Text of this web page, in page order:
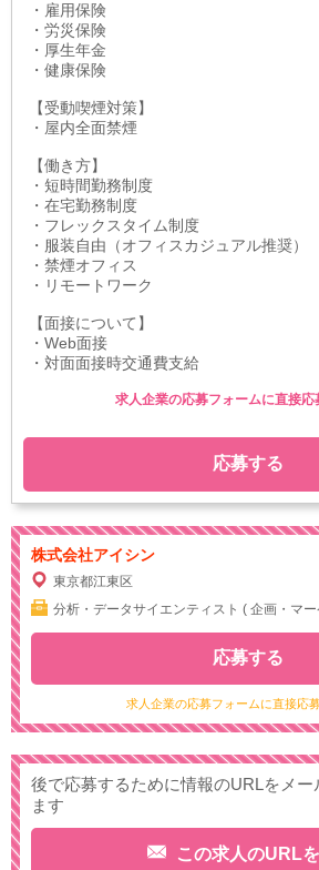
・雇用保険
・労災保険
・厚生年金
・健康保険
【受動喫煙対策】
・屋内全面禁煙
【働き方】
・短時間勤務制度
・在宅勤務制度
・フレックスタイム制度
・服装自由（オフィスカジュアル推奨）
・禁煙オフィス
・リモートワーク
【面接について】
・Web面接
・対面面接時交通費支給
応募する
求人企業の応募フォームに直接応
株式会社アイシン
東京都江東区
分析・データサイエンティスト ( 企画・マ
求人企業の応募フォームに直接応
応募する
後で応募するために情報のURLをメー
ます
この求人のURL